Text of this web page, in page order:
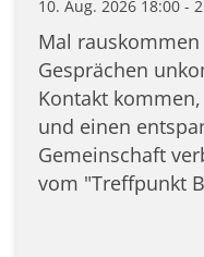
10. Aug. 2026 18:00 -
Mal
Gesprächen
Kontakt
und einen
Gemeinschaft
vom "Treffpunkt